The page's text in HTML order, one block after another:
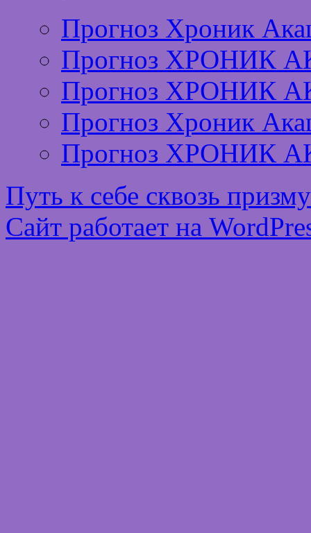
Прогноз Хроник
Прогноз ХРОНИК
Прогноз ХРОНИК
Прогноз Хроник
Прогноз ХРОНИК
Путь к себе сквозь
Сайт работает на